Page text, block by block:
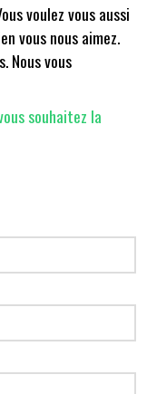
voulez vous aussi
vous nous aimez.
Nous vous
souhaitez la